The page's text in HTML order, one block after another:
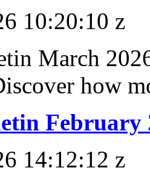
10:20:10 z
March
how
February
14:12:12 z